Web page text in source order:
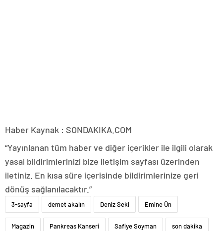
Haber Kaynak : SONDAKIKA.COM
“Yayınlanan tüm haber ve diğer içerikler ile ilgili olarak
yasal bildirimlerinizi bize iletişim sayfası üzerinden
iletiniz. En kısa süre içerisinde bildirimlerinize geri
dönüş sağlanılacaktır.”
3-sayfa demet akalın Deniz Seki Emine Ün
Magazin Pankreas Kanseri Safiye Soyman son dakika